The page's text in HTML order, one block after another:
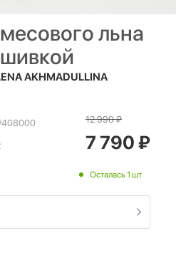
льна
AKHMADULLINA
408000 12 990₽
7 790₽
Осталась 1 шт